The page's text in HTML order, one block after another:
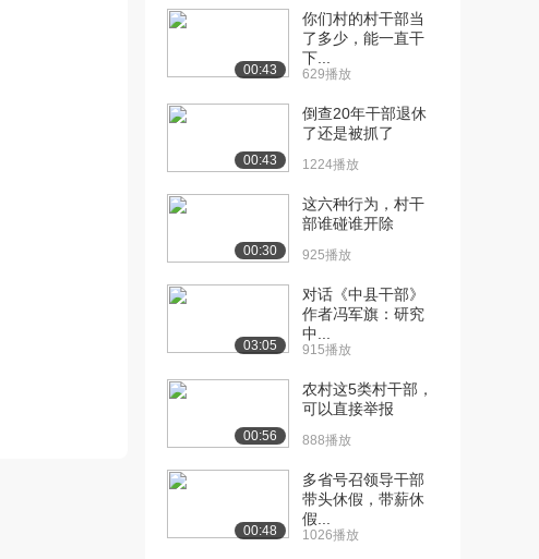
[10] 第10集《拒绝网络谣
言 敢于担当发...
6.8万播放
00:35
[11] 第11集《男女平等 反
00:35
[12] 第12集《公民权利 人
00:35
[13] 第13集《公正执法 不
00:35
[14] 第14集《法律力量大
00:35
[15] 第15集《善用法律 保
00:35
00:43
你们村的村干部当
了多少，能一直干
下...
629播放
00:43
倒查20年干部退休
了还是被抓了
1224播放
00:30
这六种行为，村干
部谁碰谁开除
925播放
03:05
对话《中县干部》
作者冯军旗：研究
中...
915播放
00:56
农村这5类村干部，
可以直接举报
888播放
00:48
多省号召领导干部
带头休假，带薪休
假...
1026播放